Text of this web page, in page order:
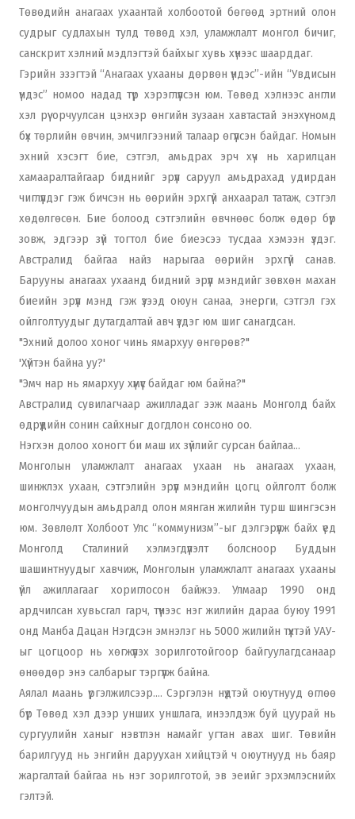
Төвөдийн анагаах ухаантай холбоотой бөгөөд эртний олон
судрыг судлахын тулд төвөд хэл, уламжлалт монгол бичиг,
санскрит хэлний мэдлэгтэй байхыг хувь хүнээс шаарддаг.
Гэрийн эзэгтэй “Анагаах ухааны дөрвөн үндэс”-ийн “Увдисын
үндэс” номоо надад түр хэрэглүүлсэн юм. Төвөд хэлнээс англи
хэл рүү орчуулсан цэнхэр өнгийн зузаан хавтастай энэхүү номд
бүх төрлийн өвчин, эмчилгээний талаар өгүүлсэн байдаг. Номын
эхний хэсэгт бие, сэтгэл, амьдрах эрч хүч нь харилцан
хамааралтайгаар биднийг эрүүл саруул амьдрахад удирдан
чиглүүлдэг гэж бичсэн нь өөрийн эрхгүй анхаарал татаж, сэтгэл
хөдөлгөсөн. Бие болоод сэтгэлийн өвчнөөс болж өдөр бүр
зовж, эдгээр зүй тогтол бие биеэсээ тусдаа хэмээн үздэг.
Австралид байгаа найз нарыгаа өөрийн эрхгүй санав.
Барууны анагаах ухаанд бидний эрүүл мэндийг зөвхөн махан
биеийн эрүүл мэнд гэж үзээд оюун санаа, энерги, сэтгэл гэх
ойлголтуудыг дутагдалтай авч үздэг юм шиг санагдсан.
"Эхний долоо хоног чинь ямархуу өнгөрөв?"
'Хүйтэн байна уу?'
"Эмч нар нь ямархуу хүмүүс байдаг юм байна?"
Австралид сувилагчаар ажилладаг ээж маань Монголд байх
өдрүүдийн сонин сайхныг догдлон сонсоно оо.
Нэгхэн долоо хоногт би маш их зүйлийг сурсан байлаа…
Монголын уламжлалт анагаах ухаан нь анагаах ухаан,
шинжлэх ухаан, сэтгэлийн эрүүл мэндийн цогц ойлголт болж
монголчуудын амьдралд олон мянган жилийн турш шингэсэн
юм. Зөвлөлт Холбоот Улс “коммунизм”-ыг дэлгэрүүлж байх үед
Монголд Сталиний хэлмэгдүүлэлт болсноор Буддын
шашинтнуудыг хавчиж, Монголын уламжлалт анагаах ухааны
үйл ажиллагааг хориглосон байжээ. Улмаар 1990 онд
ардчилсан хувьсгал гарч, түүнээс нэг жилийн дараа буюу 1991
онд Манба Дацан Нэгдсэн эмнэлэг нь 5000 жилийн түүхтэй УАУ-
ыг цогцоор нь хөгжүүлэх зорилготойгоор байгуулагдсанаар
өнөөдөр энэ салбарыг тэргүүлж байна.
Аялал маань үргэлжилсээр.... Сэргэлэн нүдтэй оюутнууд өглөө
бүр Төвөд хэл дээр унших уншлага, инээлдэж буй цуурай нь
сургуулийн ханыг нэвтлэн намайг угтан авах шиг. Төвийн
барилгууд нь энгийн даруухан хийцтэй ч оюутнууд нь баяр
жаргалтай байгаа нь нэг зорилготой, эв эеийг эрхэмлэснийх
гэлтэй.